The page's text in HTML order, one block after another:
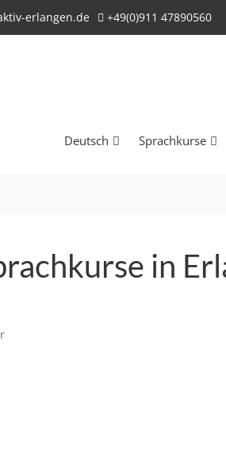
erlangen.de +49(0)911 47890560
Deutsch Sprachkurse
in